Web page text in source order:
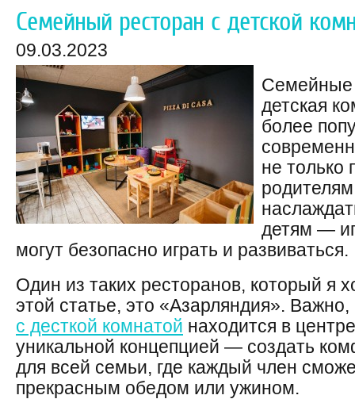
Семейный ресторан с детской
09.03.2023
Семейные
детская
более
не только
детям —
могут безопасно играть и развиваться.
Один из таких ресторанов, который я
этой статье, это «Азарляндия».
с десткой комнатой находится в
уникальной концепцией — создать
для всей семьи, где каждый член
прекрасным обедом или ужином.